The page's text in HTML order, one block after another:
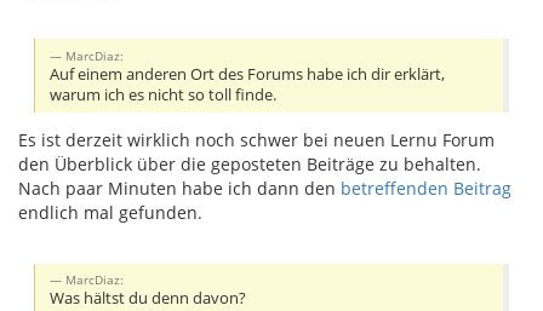
MarcDiaz:
Auf einem anderen Ort des Forums habe ich dir erklärt,
warum ich es nicht so toll finde.
Es ist derzeit wirklich noch schwer bei neuen Lernu Forum
den Überblick über die geposteten Beiträge zu behalten.
Nach paar Minuten habe ich dann den betreffenden Beitrag
endlich mal gefunden.
MarcDiaz:
Was hältst du denn davon?